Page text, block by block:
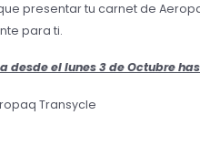
presentar tu carnet de
para ti.
desde el lunes 3 de Octubre